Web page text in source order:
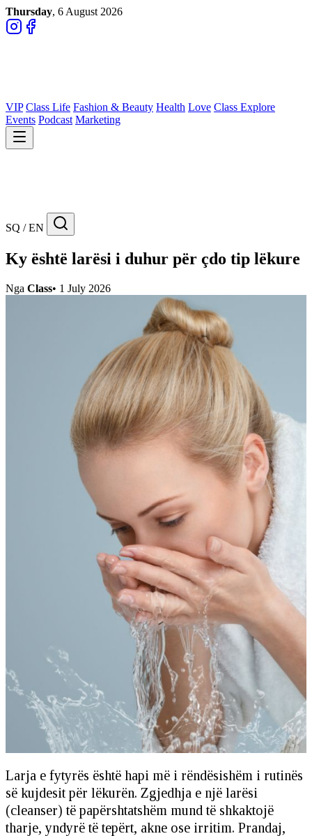
Thursday, 6 August 2026
VIP Class Life Fashion & Beauty Health Love Class Explore
Events Podcast Marketing
SQ / EN
Ky është larësi i duhur për çdo tip lëkure
Nga Class• 1 July 2026
Larja e fytyrës është hapi më i rëndësishëm i rutinës
së kujdesit për lëkurën. Zgjedhja e një larësi
(cleanser) të papërshtatshëm mund të shkaktojë
tharje, yndyrë të tepërt, akne ose irritim. Prandaj,